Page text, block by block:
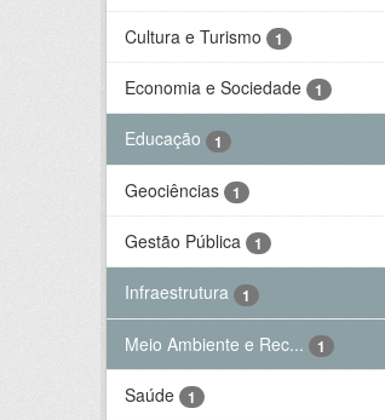
Cultura e Turismo 1
Economia e Sociedade 1
Educação 1
Geociências 1
Gestão Pública 1
Infraestrutura 1
Meio Ambiente e Rec... 1
Saúde 1